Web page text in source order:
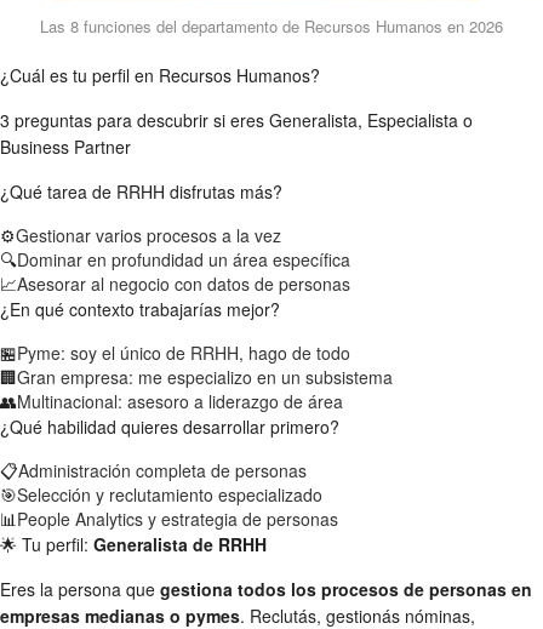
Las 8 funciones del departamento de Recursos Humanos en 2026
¿Cuál es tu perfil en Recursos Humanos?
3 preguntas para descubrir si eres Generalista, Especialista o
Business Partner
¿Qué tarea de RRHH disfrutas más?
⚙Gestionar varios procesos a la vez
🔍Dominar en profundidad un área específica
📈Asesorar al negocio con datos de personas
¿En qué contexto trabajarías mejor?
🏪Pyme: soy el único de RRHH, hago de todo
🏢Gran empresa: me especializo en un subsistema
👥Multinacional: asesoro a liderazgo de área
¿Qué habilidad quieres desarrollar primero?
📋Administración completa de personas
🎯Selección y reclutamiento especializado
📊People Analytics y estrategia de personas
🌟 Tu perfil: Generalista de RRHH
Eres la persona que gestiona todos los procesos de personas en
empresas medianas o pymes. Reclutás, gestionás nóminas,